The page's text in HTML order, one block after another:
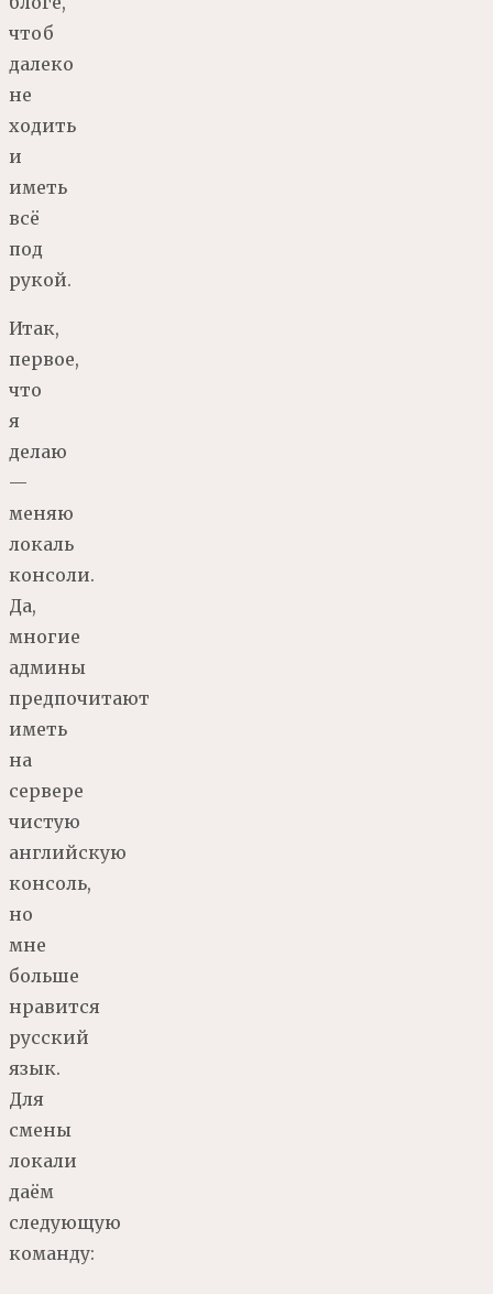
чтоб
далеко
не
ходить
и
иметь
всё
под
рукой.
Итак,
первое,
что
я
делаю
—
меняю
локаль
консоли.
Да,
многие
админы
предпочитают
иметь
на
сервере
чистую
английскую
консоль,
но
мне
больше
нравится
русский
язык.
Для
смены
локали
даём
следующую
команду: